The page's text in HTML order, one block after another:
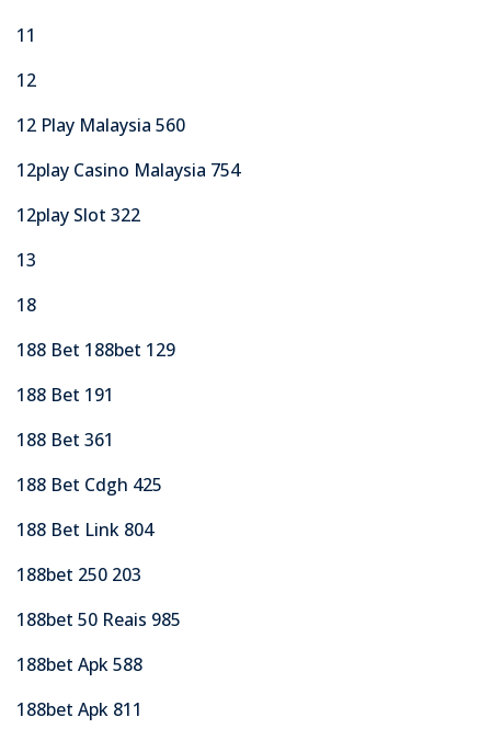
11
12
12 Play Malaysia 560
12play Casino Malaysia 754
12play Slot 322
13
18
188 Bet 188bet 129
188 Bet 191
188 Bet 361
188 Bet Cdgh 425
188 Bet Link 804
188bet 250 203
188bet 50 Reais 985
188bet Apk 588
188bet Apk 811